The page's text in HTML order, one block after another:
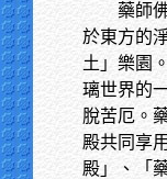
藥師
於東方的
土」樂園
璃世界的
脫苦厄。
殿共同享
殿」、「